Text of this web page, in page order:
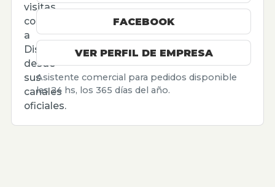
visitas,
contactá
a
Disproal
desde
sus
canales
oficiales.
FACEBOOK
VER PERFIL DE EMPRESA
Asistente comercial para pedidos disponible
las 24 hs, los 365 días del año.